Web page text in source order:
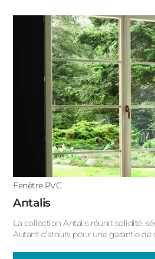
Fenêtre PVC
Antalis
La collection Antalis réunit solidité,
Autant d’atouts pour une garantie de